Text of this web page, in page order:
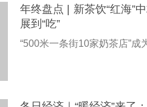
年终盘点 | 新茶饮“红海”
展到“吃”
“500米一条街10家奶茶店”成